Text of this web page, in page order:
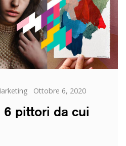
Posted
Ottobre 6, 2020
pittori da cui